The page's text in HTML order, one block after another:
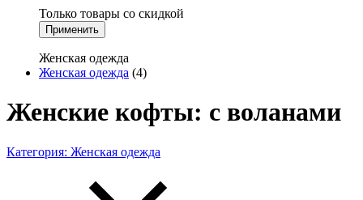
Только товары со скидкой
Применить
Женская одежда
Женская одежда (4)
Женские кофты: с воланами
Категория: Женская одежда